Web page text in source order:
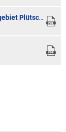
51-Zweckverband Interkommunales Gewerbegebiet Plütscheid Feuerscheid-2026.pdf